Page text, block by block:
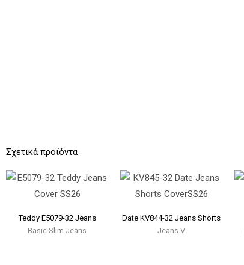
Σχετικά προϊόντα
Teddy E5079-32 Jeans
Basic Slim Jeans
Date KV844-32 Jeans Shorts
Jeans V